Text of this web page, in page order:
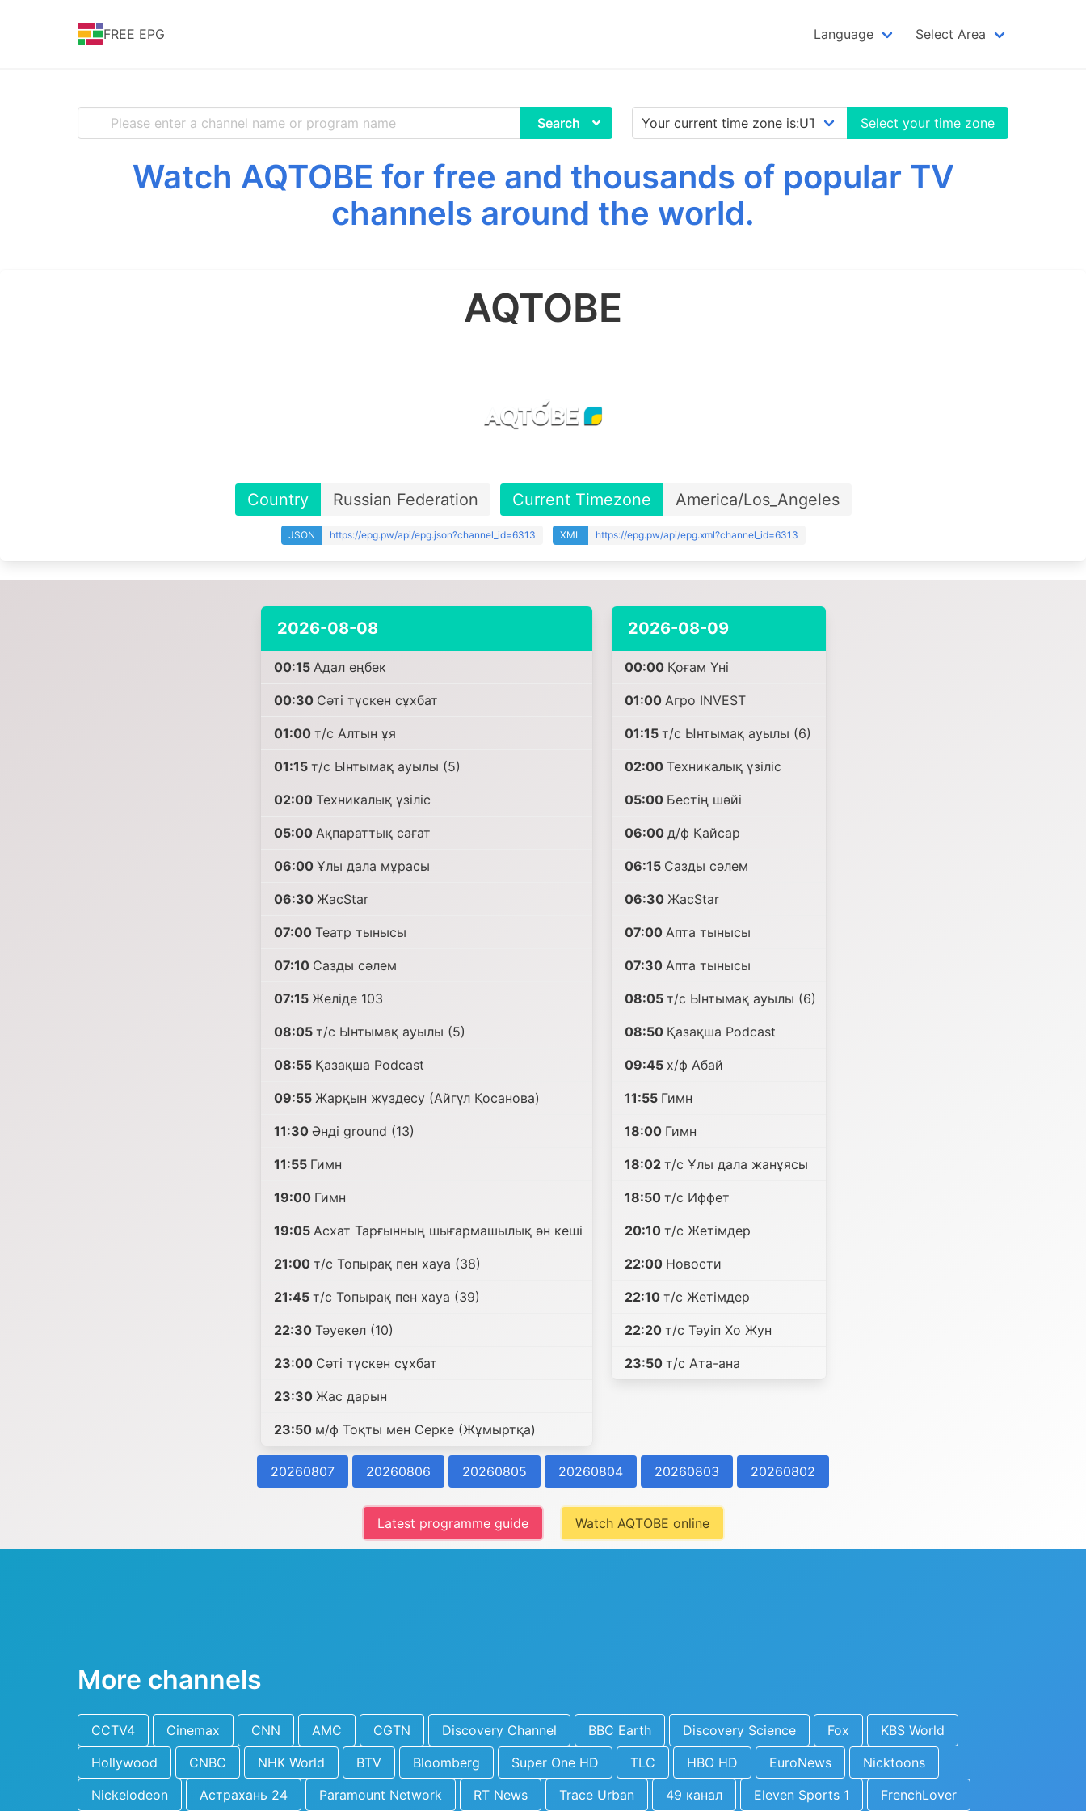
FREE EPG Language Select Area
Search Select your time zone
Watch AQTOBE for free and thousands of popular TV
channels around the world.
AQTOBE
Country Russian Federation Current Timezone America/Los_Angeles
JSON https://epg.pw/api/epg.json?channel_id=6313 XML https://epg.pw/api/epg.xml?channel_id=6313
2026-08-08
00:15 Адал еңбек
00:30 Сәті түскен сұхбат
01:00 т/с Алтын ұя
01:15 т/с Ынтымақ ауылы (5)
02:00 Техникалық үзіліс
05:00 Ақпараттық сағат
06:00 Ұлы дала мұрасы
06:30 ЖасStar
07:00 Театр тынысы
07:10 Сазды сәлем
07:15 Желіде 103
08:05 т/с Ынтымақ ауылы (5)
08:55 Қазақша Podcast
09:55 Жарқын жүздесу (Айгүл Қосанова)
11:30 Әнді ground (13)
11:55 Гимн
19:00 Гимн
19:05 Асхат Тарғынның шығармашылық ән кеші
21:00 т/с Топырақ пен хауа (38)
21:45 т/с Топырақ пен хауа (39)
22:30 Тәуекел (10)
23:00 Сәті түскен сұхбат
23:30 Жас дарын
23:50 м/ф Тоқты мен Серке (Жұмыртқа)
2026-08-09
00:00 Қоғам Үні
01:00 Агро INVEST
01:15 т/с Ынтымақ ауылы (6)
02:00 Техникалық үзіліс
05:00 Бестің шәйі
06:00 д/ф Қайсар
06:15 Сазды сәлем
06:30 ЖасStar
07:00 Апта тынысы
07:30 Апта тынысы
08:05 т/с Ынтымақ ауылы (6)
08:50 Қазақша Podcast
09:45 х/ф Абай
11:55 Гимн
18:00 Гимн
18:02 т/с Ұлы дала жанұясы
18:50 т/с Иффет
20:10 т/с Жетімдер
22:00 Новости
22:10 т/с Жетімдер
22:20 т/с Тәуіп Хо Жун
23:50 т/с Ата-ана
20260807 20260806 20260805 20260804 20260803 20260802
Latest programme guide Watch AQTOBE online
More channels
CCTV4 Cinemax CNN AMC CGTN Discovery Channel BBC Earth Discovery Science Fox
KBS World
Hollywood
CNBC NHK World BTV Bloomberg Super One HD TLC HBO HD EuroNews
Nicktoons
Nickelodeon
Астрахань 24 Paramount Network RT News Trace Urban 49 канал Eleven Sports 1 FrenchLover